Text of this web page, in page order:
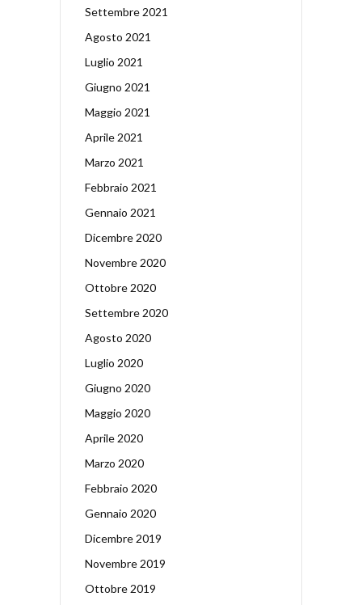
Settembre 2021
Agosto 2021
Luglio 2021
Giugno 2021
Maggio 2021
Aprile 2021
Marzo 2021
Febbraio 2021
Gennaio 2021
Dicembre 2020
Novembre 2020
Ottobre 2020
Settembre 2020
Agosto 2020
Luglio 2020
Giugno 2020
Maggio 2020
Aprile 2020
Marzo 2020
Febbraio 2020
Gennaio 2020
Dicembre 2019
Novembre 2019
Ottobre 2019